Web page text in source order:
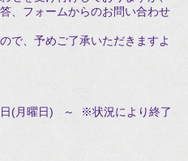
、フォームからのお問い合わせ
で、予めご了承いただきますよ
(月曜日) ～ ※状況により終了